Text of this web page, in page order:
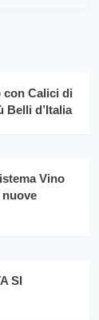
con Calici di
Belli d’Italia
Vino
SI